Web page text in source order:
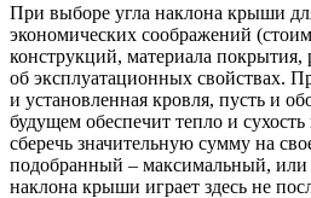
При выборе угла наклона крыши
экономических соображений
конструкций, материала покрытия,
об эксплуатационных свойствах.
и установленная кровля, пусть и
будущем обеспечит тепло и
сберечь значительную сумму на
подобранный – максимальный,
наклона крыши играет здесь не